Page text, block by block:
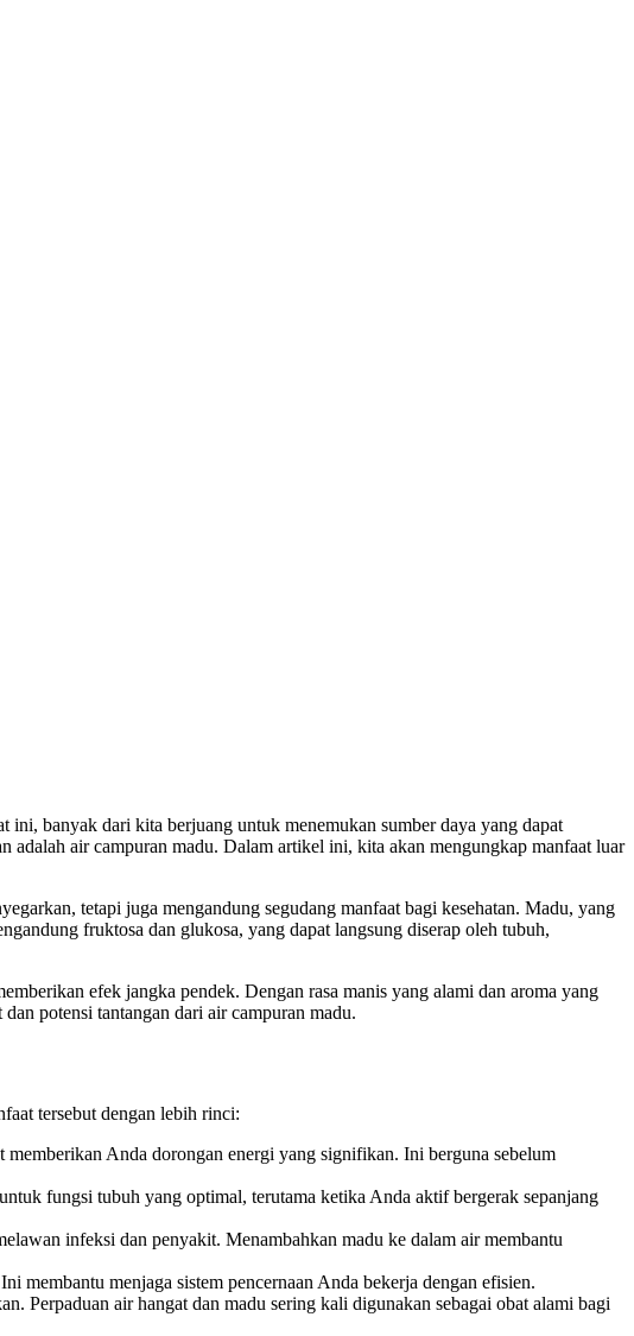
ini, banyak dari kita berjuang untuk menemukan sumber daya yang dapat
adalah air campuran madu. Dalam artikel ini, kita akan mengungkap manfaat luar
tetapi juga mengandung segudang manfaat bagi kesehatan. Madu, yang
fruktosa dan glukosa, yang dapat langsung diserap oleh tubuh,
efek jangka pendek. Dengan rasa manis yang alami dan aroma yang
potensi tantangan dari air campuran madu.
tersebut dengan lebih rinci:
Anda dorongan energi yang signifikan. Ini berguna sebelum
fungsi tubuh yang optimal, terutama ketika Anda aktif bergerak sepanjang
infeksi dan penyakit. Menambahkan madu ke dalam air membantu
membantu menjaga sistem pencernaan Anda bekerja dengan efisien.
Perpaduan air hangat dan madu sering kali digunakan sebagai obat alami bagi